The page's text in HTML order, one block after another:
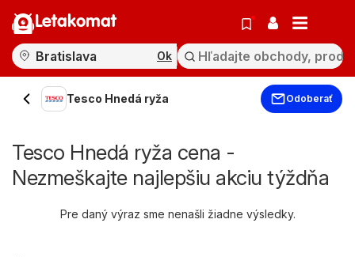
Letakomat
Ok
Tesco Hnedá ryža Odoberať
Tesco Hnedá ryža cena -
Nezmeškajte najlepšiu akciu týždňa
Pre daný výraz sme nenašli žiadne výsledky.